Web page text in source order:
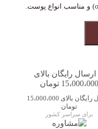
ارسال رایگان بالای 15،000،000
تومان
برای سراسر کشور